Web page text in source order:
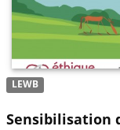
LEWB
Sensibilisation